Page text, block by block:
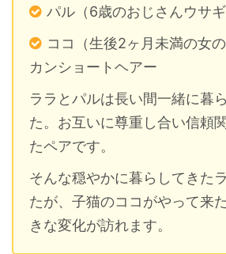
パル（6歳のおじさんウサ
ココ（生後2ヶ月未満の女
カンショートヘアー
ララとパルは長い間一緒に暮
た。お互いに尊重し合い信頼
たペアです。
そんな穏やかに暮らしてきた
たが、子猫のココがやって来
きな変化が訪れます。